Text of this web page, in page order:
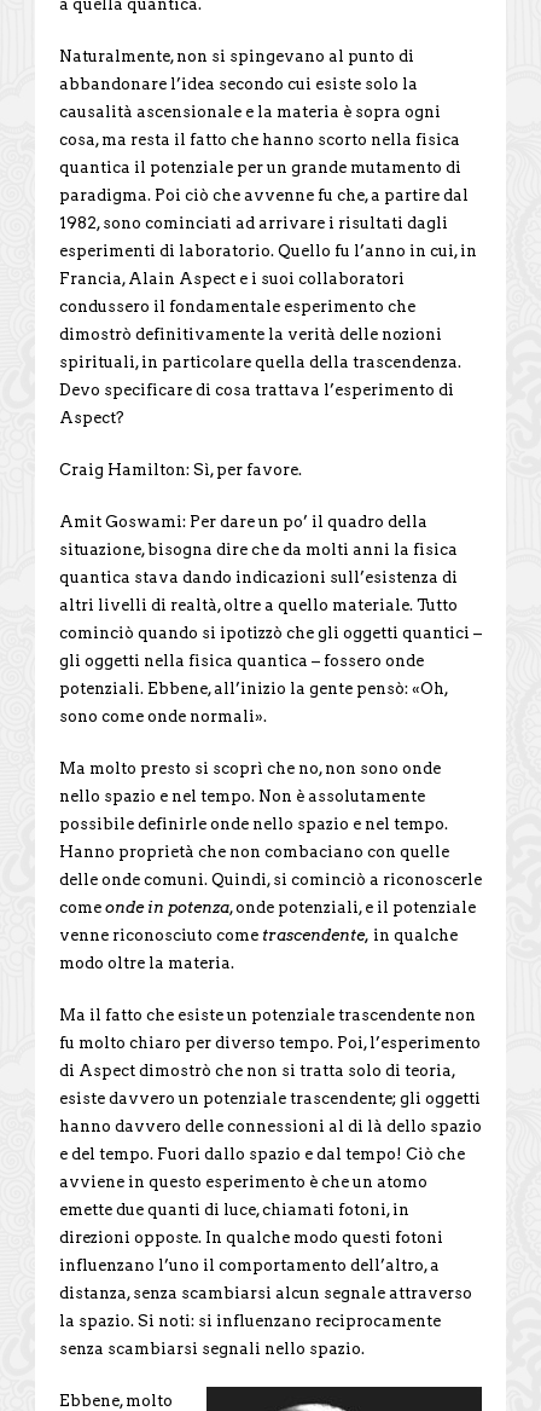
a quella quantica.
Naturalmente, non si spingevano al punto di
abbandonare l’idea secondo cui esiste solo la
causalità ascensionale e la materia è sopra ogni
cosa, ma resta il fatto che hanno scorto nella fisica
quantica il potenziale per un grande mutamento di
paradigma. Poi ciò che avvenne fu che, a partire dal
1982, sono cominciati ad arrivare i risultati dagli
esperimenti di laboratorio. Quello fu l’anno in cui, in
Francia, Alain Aspect e i suoi collaboratori
condussero il fondamentale esperimento che
dimostrò definitivamente la verità delle nozioni
spirituali, in particolare quella della trascendenza.
Devo specificare di cosa trattava l’esperimento di
Aspect?
Craig Hamilton: Sì, per favore.
Amit Goswami: Per dare un po’ il quadro della
situazione, bisogna dire che da molti anni la fisica
quantica stava dando indicazioni sull’esistenza di
altri livelli di realtà, oltre a quello materiale. Tutto
cominciò quando si ipotizzò che gli oggetti quantici –
gli oggetti nella fisica quantica – fossero onde
potenziali. Ebbene, all’inizio la gente pensò: «Oh,
sono come onde normali».
Ma molto presto si scoprì che no, non sono onde
nello spazio e nel tempo. Non è assolutamente
possibile definirle onde nello spazio e nel tempo.
Hanno proprietà che non combaciano con quelle
delle onde comuni. Quindi, si cominciò a riconoscerle
come onde in potenza, onde potenziali, e il potenziale
venne riconosciuto come trascendente, in qualche
modo oltre la materia.
Ma il fatto che esiste un potenziale trascendente non
fu molto chiaro per diverso tempo. Poi, l’esperimento
di Aspect dimostrò che non si tratta solo di teoria,
esiste davvero un potenziale trascendente; gli oggetti
hanno davvero delle connessioni al di là dello spazio
e del tempo. Fuori dallo spazio e dal tempo! Ciò che
avviene in questo esperimento è che un atomo
emette due quanti di luce, chiamati fotoni, in
direzioni opposte. In qualche modo questi fotoni
influenzano l’uno il comportamento dell’altro, a
distanza, senza scambiarsi alcun segnale attraverso
la spazio. Si noti: si influenzano reciprocamente
senza scambiarsi segnali nello spazio.
Ebbene, molto